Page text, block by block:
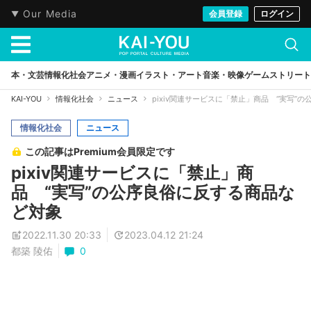
Our Media 会員登録 ログイン
本・文芸情報化社会アニメ・漫画イラスト・アート音楽・映像ゲームストリート
KAI-YOU 情報化社会 ニュース pixiv関連サービスに「禁止」商品 “実写”の
情報化社会 ニュース
この記事はPremium会員限定です
pixiv関連サービスに「禁止」商
品 “実写”の公序良俗に反する商品な
ど対象
2022.11.30 20:33
2023.04.12 21:24
都築 陵佑
0